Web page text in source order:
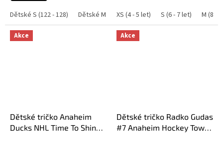
Dětské S (122 - 128) Dětské M (140 - 146) Dětské L (152 - 158)
XS (4 - 5 let) S (6 - 7 let) M (8 -
Akce
Dětské tričko Anaheim
Ducks NHL Time To Shine
Akce
Dětské tričko Radko Gudas
#7 Anaheim Hockey Town